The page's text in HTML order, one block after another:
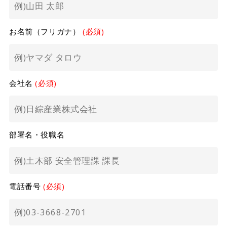
お名前（フリガナ） (必須)
会社名(必須)
部署名・役職名
電話番号 (必須)